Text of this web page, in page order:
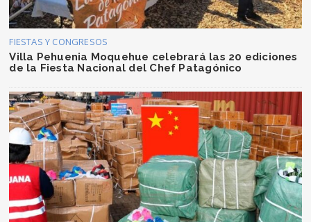
FIESTAS Y CONGRESOS
Villa Pehuenia Moquehue celebrará las 20 ediciones
de la Fiesta Nacional del Chef Patagónico